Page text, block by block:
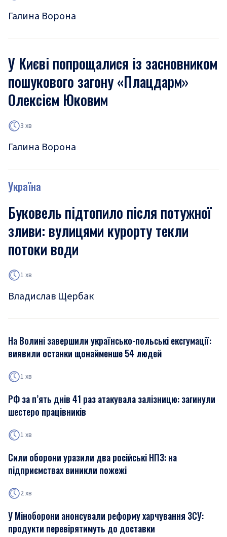
Галина Ворона
У Києві попрощалися із засновником
пошукового загону «Плацдарм»
Олексієм Юковим
3 хв
Галина Ворона
Україна
Буковель підтопило після потужної
зливи: вулицями курорту текли
потоки води
1 хв
Владислав Щербак
На Волині завершили українсько-польські ексгумації:
виявили останки щонайменше 54 людей
1 хв
РФ за п’ять днів 41 раз атакувала залізницю: загинули
шестеро працівників
1 хв
Сили оборони уразили два російські НПЗ: на
підприємствах виникли пожежі
2 хв
У Міноборони анонсували реформу харчування ЗСУ:
продукти перевірятимуть до доставки